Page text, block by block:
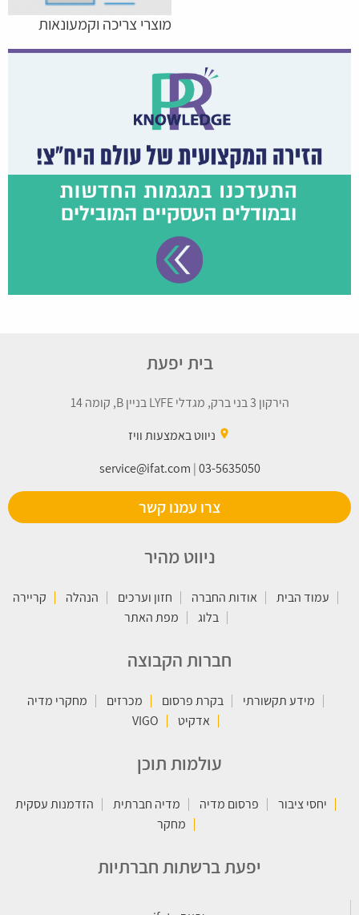
מוצרי צריכה וקמעונאות
בית יפעת
הירקון 3 בני ברק, מגדלי LYFE בניין B, קומה 14
place ניווט באמצעות וויז
service@ifat.com |03-5635050
צרו עמנו קשר
ניווט מהיר
עמוד הבית אודות החברה חזון וערכים הנהלה
קריירה
בלוג
מפת האתר
חברות הקבוצה
מידע תקשורתי בקרת פרסום מכרזים
מחקרי מדיה
אדקיט
VIGO
עולמות תוכן
יחסי ציבור פרסום מדיה מדיה חברתית
הזדמנות עסקית
מחקר
יפעת ברשתות חברתיות